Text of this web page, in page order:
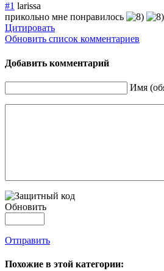
#1 larissa
прикольно мне понравилось
Цитировать
Обновить список комментариев
Добавить комментарий
Имя
Обновить
Отправить
Похожие в этой категории: